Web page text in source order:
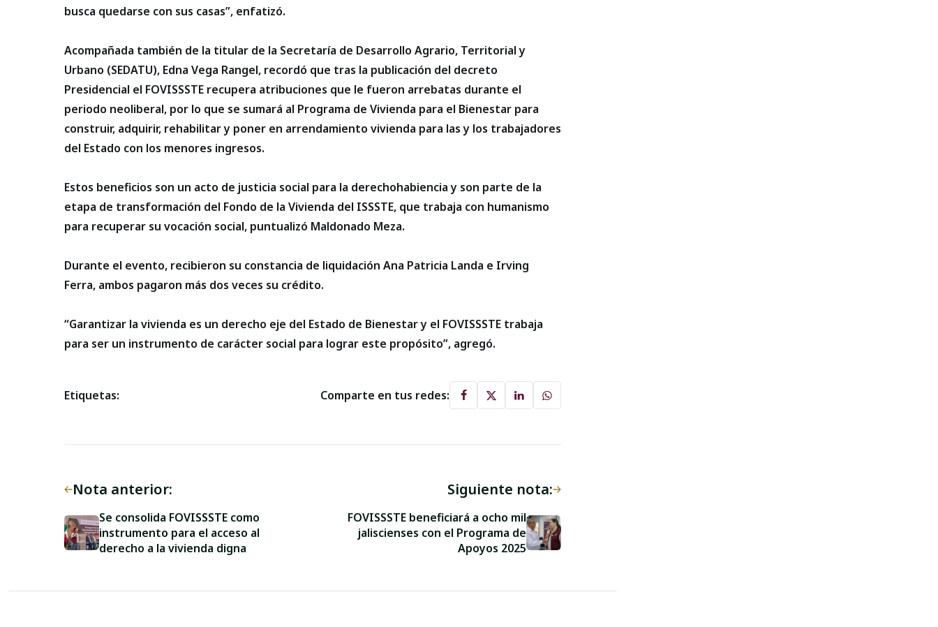
busca quedarse con sus casas”, enfatizó.
Acompañada también de la titular de la Secretaría de Desarrollo Agrario, Territorial y
Urbano (SEDATU), Edna Vega Rangel, recordó que tras la publicación del decreto
Presidencial el FOVISSSTE recupera atribuciones que le fueron arrebatas durante el
periodo neoliberal, por lo que se sumará al Programa de Vivienda para el Bienestar para
construir, adquirir, rehabilitar y poner en arrendamiento vivienda para las y los trabajadores
del Estado con los menores ingresos.
Estos beneficios son un acto de justicia social para la derechohabiencia y son parte de la
etapa de transformación del Fondo de la Vivienda del ISSSTE, que trabaja con humanismo
para recuperar su vocación social, puntualizó Maldonado Meza.
Durante el evento, recibieron su constancia de liquidación Ana Patricia Landa e Irving
Ferra, ambos pagaron más dos veces su crédito.
“Garantizar la vivienda es un derecho eje del Estado de Bienestar y el FOVISSSTE trabaja
para ser un instrumento de carácter social para lograr este propósito”, agregó.
Etiquetas: Comparte en tus redes:
Nota anterior:
Se consolida FOVISSSTE como
instrumento para el acceso al
derecho a la vivienda digna
Siguiente nota:
FOVISSSTE beneficiará a ocho mil
jaliscienses con el Programa de
Apoyos 2025